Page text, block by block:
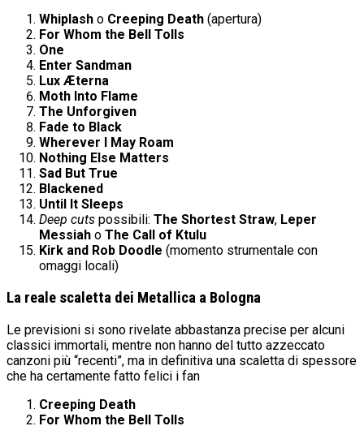
Whiplash o Creeping Death (apertura)
For Whom the Bell Tolls
One
Enter Sandman
Lux Æterna
Moth Into Flame
The Unforgiven
Fade to Black
Wherever I May Roam
Nothing Else Matters
Sad But True
Blackened
Until It Sleeps
Deep cuts possibili: The Shortest Straw, Leper
Messiah o The Call of Ktulu
Kirk and Rob Doodle (momento strumentale con
omaggi locali)
La reale scaletta dei Metallica a Bologna
Le previsioni si sono rivelate abbastanza precise per alcuni
classici immortali, mentre non hanno del tutto azzeccato
canzoni più “recenti”, ma in definitiva una scaletta di spessore
che ha certamente fatto felici i fan
Creeping Death
For Whom the Bell Tolls